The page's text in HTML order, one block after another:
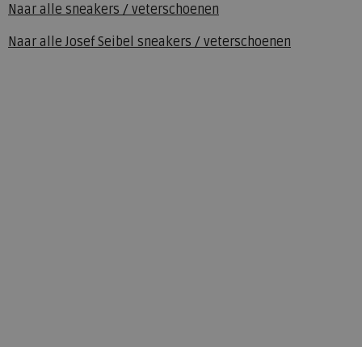
Naar alle sneakers / veterschoenen
Naar alleJosef Seibel sneakers / veterschoenen